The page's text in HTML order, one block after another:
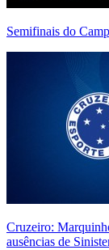
Semifinais do
Cruzeiro:
ausências de